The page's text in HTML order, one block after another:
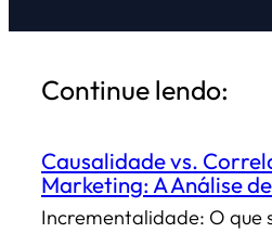
Continue lendo:
Causalidade vs.
Marketing: A Análise
Incrementalidade: O que